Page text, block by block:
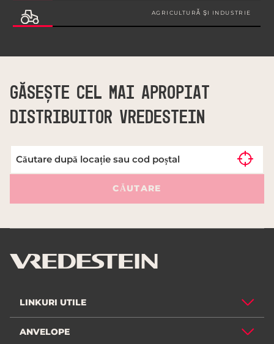
AGRICULTURĂ ŞI INDUSTRIE
GĂSEȘTE CEL MAI APROPIAT
DISTRIBUITOR VREDESTEIN
CĂUTARE
LINKURI UTILE
ANVELOPE